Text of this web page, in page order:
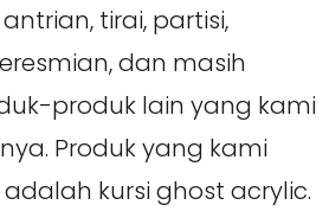
tirai, partisi,
dan masih
produk lain yang kami
Produk yang kami
kursi ghost acrylic.